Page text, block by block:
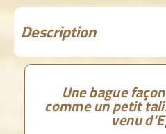
Description
Une bague
comme un petit
venu